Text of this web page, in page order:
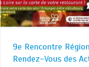
9e Rencontre
Rendez-Vous des